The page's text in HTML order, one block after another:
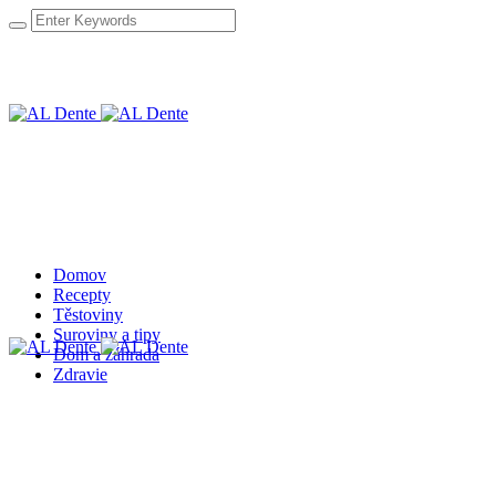
Domov
Recepty
Těstoviny
Suroviny a tipy
Dom a záhrada
Zdravie